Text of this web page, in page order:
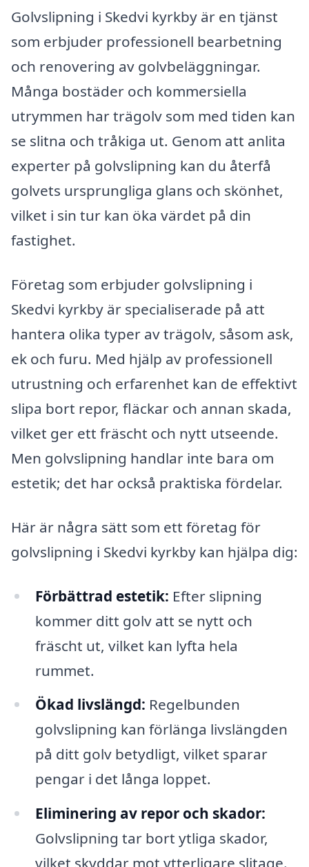
Golvslipning i Skedvi kyrkby är en tjänst
som erbjuder professionell bearbetning
och renovering av golvbeläggningar.
Många bostäder och kommersiella
utrymmen har trägolv som med tiden kan
se slitna och tråkiga ut. Genom att anlita
experter på golvslipning kan du återfå
golvets ursprungliga glans och skönhet,
vilket i sin tur kan öka värdet på din
fastighet.
Företag som erbjuder golvslipning i
Skedvi kyrkby är specialiserade på att
hantera olika typer av trägolv, såsom ask,
ek och furu. Med hjälp av professionell
utrustning och erfarenhet kan de effektivt
slipa bort repor, fläckar och annan skada,
vilket ger ett fräscht och nytt utseende.
Men golvslipning handlar inte bara om
estetik; det har också praktiska fördelar.
Här är några sätt som ett företag för
golvslipning i Skedvi kyrkby kan hjälpa dig:
Förbättrad estetik: Efter slipning
kommer ditt golv att se nytt och
fräscht ut, vilket kan lyfta hela
rummet.
Ökad livslängd: Regelbunden
golvslipning kan förlänga livslängden
på ditt golv betydligt, vilket sparar
pengar i det långa loppet.
Eliminering av repor och skador:
Golvslipning tar bort ytliga skador,
vilket skyddar mot ytterligare slitage.